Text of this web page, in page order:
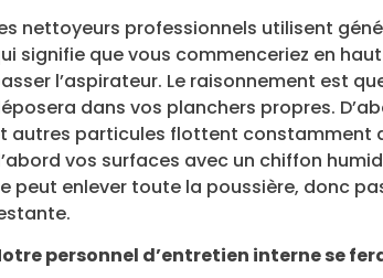
nettoyeurs professionnels utilisent
signifie que vous commenceriez en
l’aspirateur. Le raisonnement est
dans vos planchers propres.
autres particules flottent constamment
vos surfaces avec un chiffon
peut enlever toute la poussière, donc
personnel d’entretien interne se